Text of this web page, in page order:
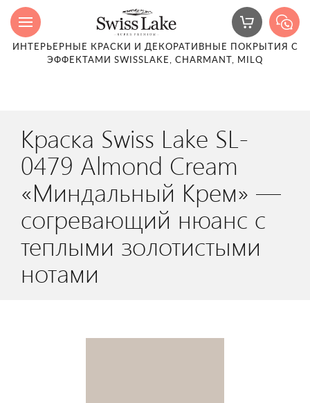
ИНТЕРЬЕРНЫЕ КРАСКИ И ДЕКОРАТИВНЫЕ ПОКРЫТИЯ С
ЭФФЕКТАМИ SWISSLAKE, CHARMANT, MILQ
Краска Swiss Lake SL-
0479 Almond Cream
«Миндальный Крем» —
согревающий нюанс с
теплыми золотистыми
нотами